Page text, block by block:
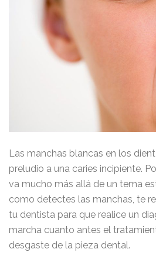
Las manchas blancas en los
preludio a una caries incipiente.
va mucho más allá de un tema
como detectes las manchas, te
tu dentista para que realice un
marcha cuanto antes el
desgaste de la pieza dental.